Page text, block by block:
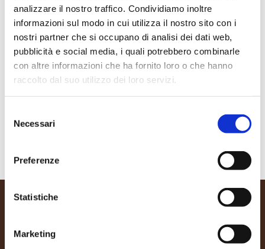
analizzare il nostro traffico. Condividiamo inoltre
informazioni sul modo in cui utilizza il nostro sito con i
nostri partner che si occupano di analisi dei dati web,
pubblicità e social media, i quali potrebbero combinarle
con altre informazioni che ha fornito loro o che hanno
raccolto dal suo utilizzo dei loro servizi.
delNecessari
Preferenze
Statistiche
Marketing
BiodeCalk –
Decalcificante
Liquido 250ml
€3,00
Eco Kit
Accessori 100pz
€4,00